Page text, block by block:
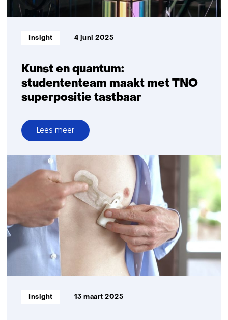
toekomst
Kunst en quantum:
studententeam maakt met TNO
superpositie tastbaar
Informatietype:
Insight 4 juni 2025
Lees meer
over
Kunst
en
quantum:
studententeam
met
TNO
superpositie
tastbaar
Informatietype:
Insight 13 maart 2025